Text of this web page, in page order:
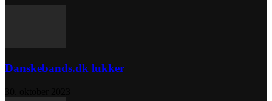
Danskebands.dk lukker